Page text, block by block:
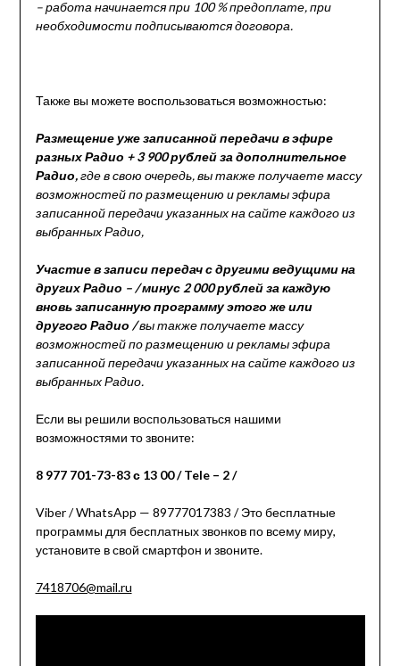
– работа начинается при 100 % предоплате, при
необходимости подписываются договора.
Также вы можете воспользоваться возможностью:
Размещение уже записанной передачи в эфире
разных Радио + 3 900 рублей за дополнительное
Радио,где в свою очередь, вы также получаете массу
возможностей по размещению и рекламы эфира
записанной передачи указанных на сайте каждого из
выбранных Радио,
Участие в записи передач с другими ведущими на
других Радио – / минус 2 000 рублей за каждую
вновь записанную программу этого же или
другого Радио /вы также получаете массу
возможностей по размещению и рекламы эфира
записанной передачи указанных на сайте каждого из
выбранных Радио.
Если вы решили воспользоваться нашими
возможностями то звоните:
8 977 701-73-83 с 13 00 / Tele – 2 /
Viber / WhatsApp — 89777017383 / Это бесплатные
программы для бесплатных звонков по всему миру,
установите в свой смартфон и звоните.
7418706@mail.ru